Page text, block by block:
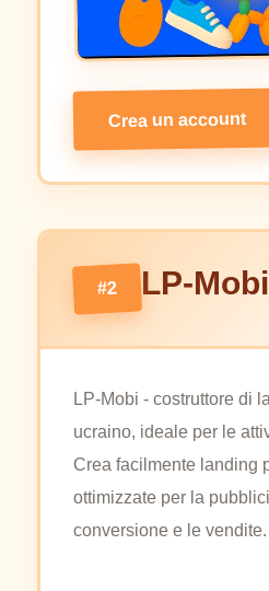
Crea un account
#2 LP-Mobi
LP-Mobi - costruttore di
ucraino, ideale per le
Crea facilmente landing
ottimizzate per la
conversione e le